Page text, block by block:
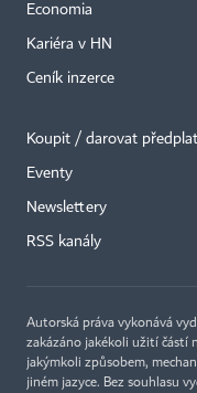
Economia
Kariéra v HN
Ceník inzerce
Koupit / darovat
Eventy
Newslettery
RSS kanály
Autorská práva vykonává
zakázáno jakékoli užití částí
jakýmkoli způsobem,
jiném jazyce. Bez souhlasu